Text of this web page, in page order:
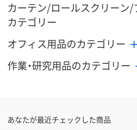
カーテン/ロールスクリーン/
カテゴリー
オフィス用品のカテゴリー
作業・研究用品のカテゴリー
あなたが最近チェックした商品